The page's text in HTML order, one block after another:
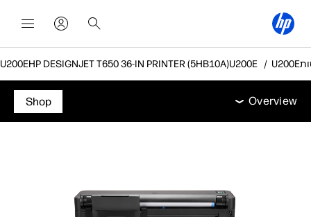
HP DESIGNJET T650 36-IN PRINTER (5HB10A)
Overview מפרט טכני אביזרים
תמיכה
Overview
Shop